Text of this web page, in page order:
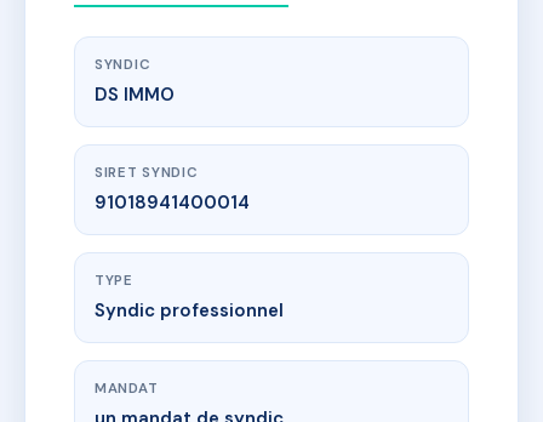
SYNDIC
DS IMMO
SIRET SYNDIC
91018941400014
TYPE
Syndic professionnel
MANDAT